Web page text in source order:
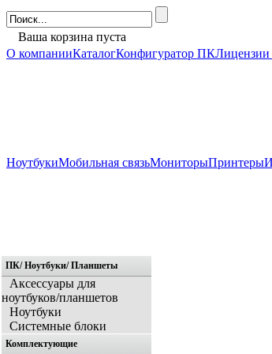
Ваша корзина пуста
О компанииКаталогКонфигуратор ПК
НоутбукиМобильная связьМониторыПринтеры
Главная
ПК/ Ноутбуки/ Планшеты
Аксессуары для
ноутбуков/планшетов
Ноутбуки
Системные блоки
Комплектующие